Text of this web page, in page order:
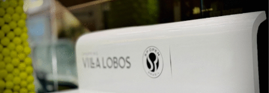
novos consumidores. Nosso objetivo é transformar a
experimentação em preferência e construir relações de
longo prazo com o mercado”, pontua Daniel Salguele,
gerente da Torrefação Cooxupé.
A promoção abrange todas as linhas de produtos da